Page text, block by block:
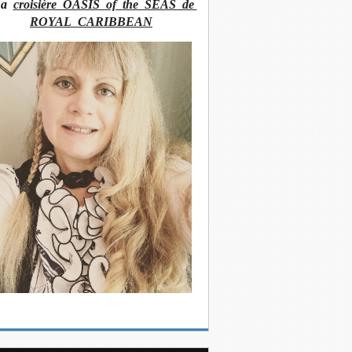
croisière OASIS of the SEAS de
ROYAL CARIBBEAN